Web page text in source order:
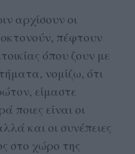
αρχίσουν οι
πέφτουν
όπου ζουν με
νομίζω, ότι
είμαστε
ποιες είναι οι
και οι συνέπειες
στο χώρο της